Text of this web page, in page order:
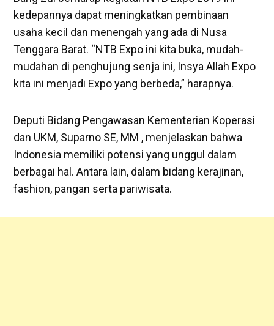
kedepannya dapat meningkatkan pembinaan
usaha kecil dan menengah yang ada di Nusa
Tenggara Barat. “NTB Expo ini kita buka, mudah-
mudahan di penghujung senja ini, Insya Allah Expo
kita ini menjadi Expo yang berbeda,” harapnya.
Deputi Bidang Pengawasan Kementerian Koperasi
dan UKM, Suparno SE, MM , menjelaskan bahwa
Indonesia memiliki potensi yang unggul dalam
berbagai hal. Antara lain, dalam bidang kerajinan,
fashion, pangan serta pariwisata.